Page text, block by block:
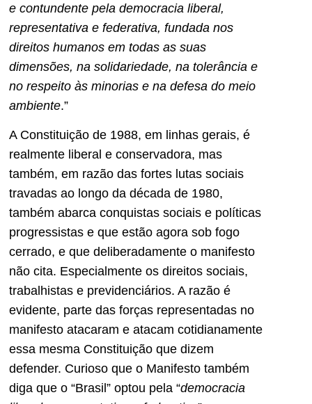
e contundente pela democracia liberal,
representativa e federativa, fundada nos
direitos humanos em todas as suas
dimensões, na solidariedade, na tolerância e
no respeito às minorias e na defesa do meio
ambiente.”
A Constituição de 1988, em linhas gerais, é
realmente liberal e conservadora, mas
também, em razão das fortes lutas sociais
travadas ao longo da década de 1980,
também abarca conquistas sociais e políticas
progressistas e que estão agora sob fogo
cerrado, e que deliberadamente o manifesto
não cita. Especialmente os direitos sociais,
trabalhistas e previdenciários. A razão é
evidente, parte das forças representadas no
manifesto atacaram e atacam cotidianamente
essa mesma Constituição que dizem
defender. Curioso que o Manifesto também
diga que o “Brasil” optou pela “democracia